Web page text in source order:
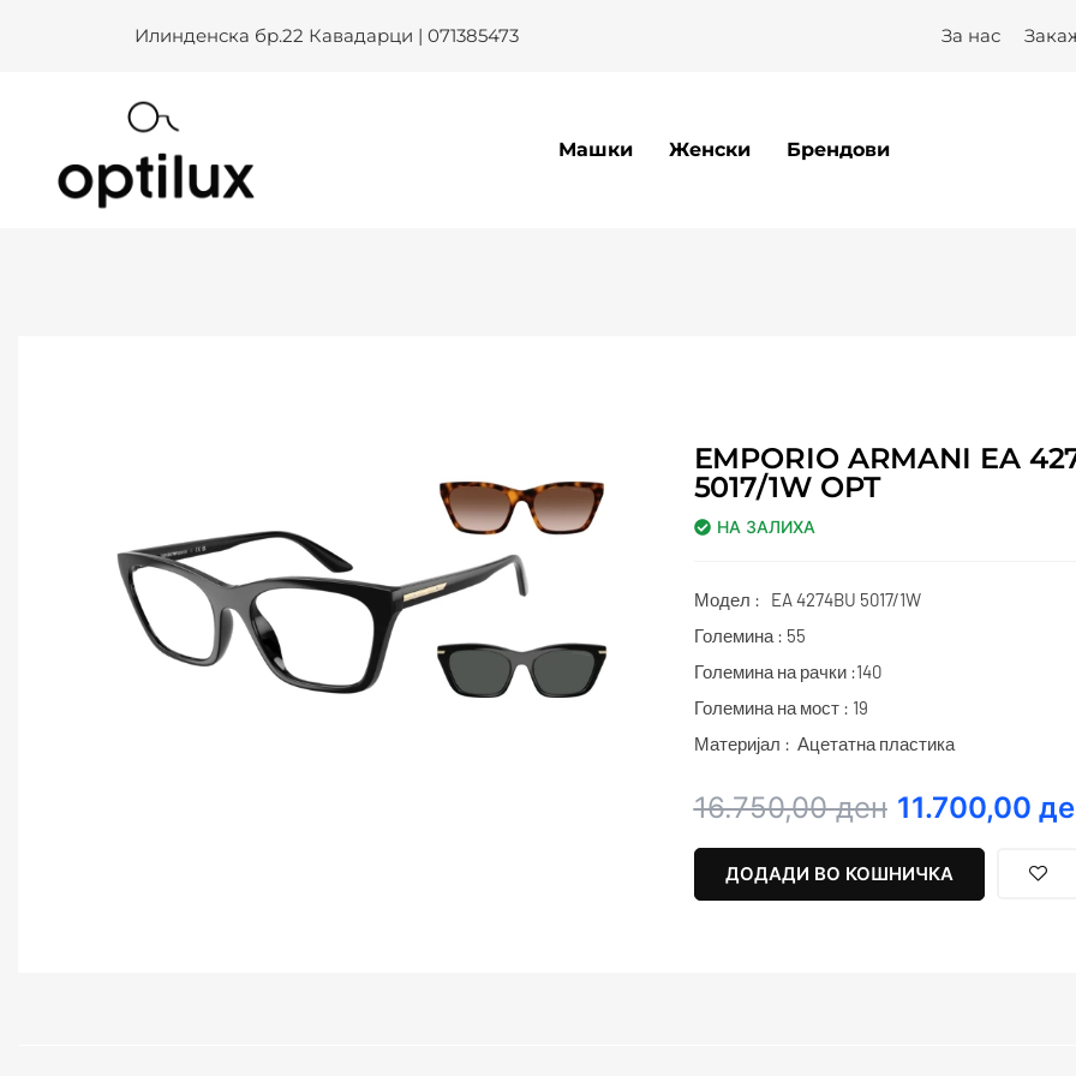
Илинденска бр.22 Кавадарци | 071385473 За нас
Машки Женски Брендови
EMPORIO ARMANI EA
5017/1W OPT
НА ЗАЛИХА
Модел : EA 4274BU 5017/1W
Големина : 55
Големина на рачки :140
Големина на мост : 19
Материјал : Ацетатна пластика
16.750,00ден
Original
was:
16.750,00 ден.
11.700,00
Current
11.700,00 ден.
ДОДАДИ ВО КОШНИЧКА